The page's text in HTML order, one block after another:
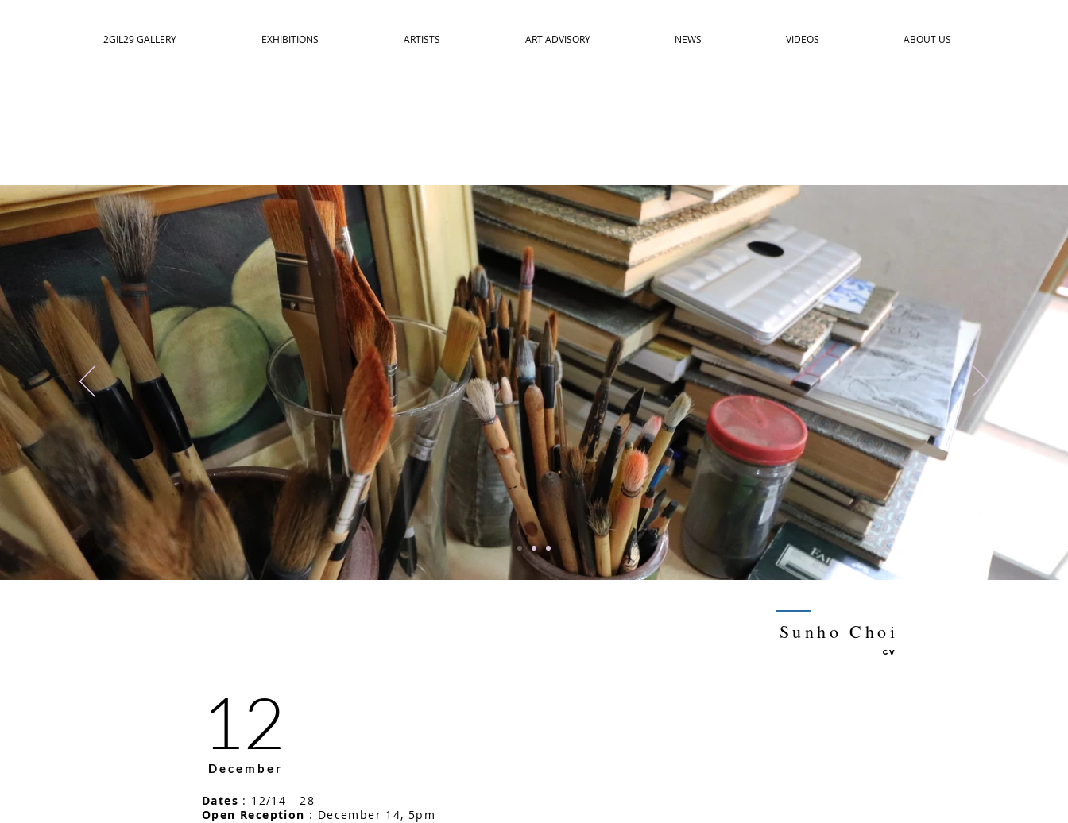
2GIL29 GALLERY EXHIBITIONS ARTISTS ART ADVISORY NEWS VIDEOS ABOUT US
Sunho Choi
CV
12
December
Dates : 12/14 - 28
Open Reception : December 14, 5pm